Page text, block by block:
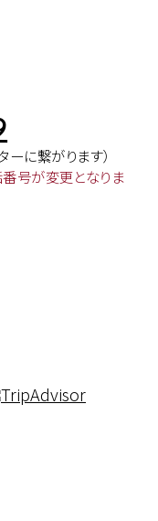
ーに繋がります）
号が変更となりま